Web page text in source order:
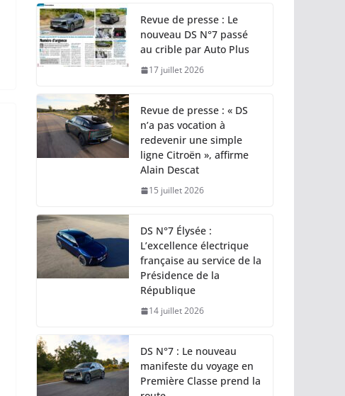
Revue de presse : Le
nouveau DS N°7 passé
au crible par Auto Plus
17 juillet 2026
Revue de presse : « DS
n’a pas vocation à
redevenir une simple
ligne Citroën », affirme
Alain Descat
15 juillet 2026
DS N°7 Élysée :
L’excellence électrique
française au service de la
Présidence de la
République
14 juillet 2026
DS N°7 : Le nouveau
manifeste du voyage en
Première Classe prend la